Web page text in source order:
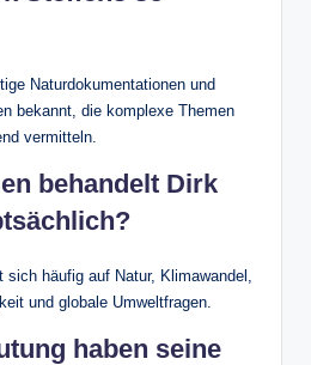
Naturdokumentationen und
bekannt, die komplexe Themen
vermitteln.
behandelt Dirk
häufig auf Natur, Klimawandel,
und globale Umweltfragen.
haben seine